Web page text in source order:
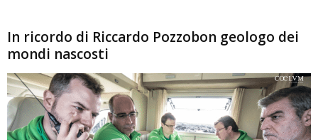
In ricordo di Riccardo Pozzobon geologo dei
mondi nascosti